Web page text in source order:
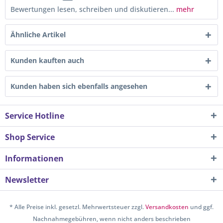
Bewertungen lesen, schreiben und diskutieren... mehr
Ähnliche Artikel
Kunden kauften auch
Kunden haben sich ebenfalls angesehen
Service Hotline
Shop Service
Informationen
Newsletter
* Alle Preise inkl. gesetzl. Mehrwertsteuer zzgl.Versandkosten und ggf.
Nachnahmegebühren, wenn nicht anders beschrieben